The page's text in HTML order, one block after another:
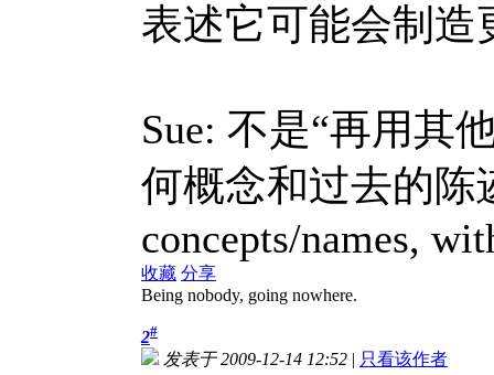
表述它可能会制造
Sue: 不是“再用其
何概念和过去的陈
concepts/names,
收藏 分享
Being nobody, going nowhere.
2#
发表于 2009-12-14 12:52 | 只看该作者